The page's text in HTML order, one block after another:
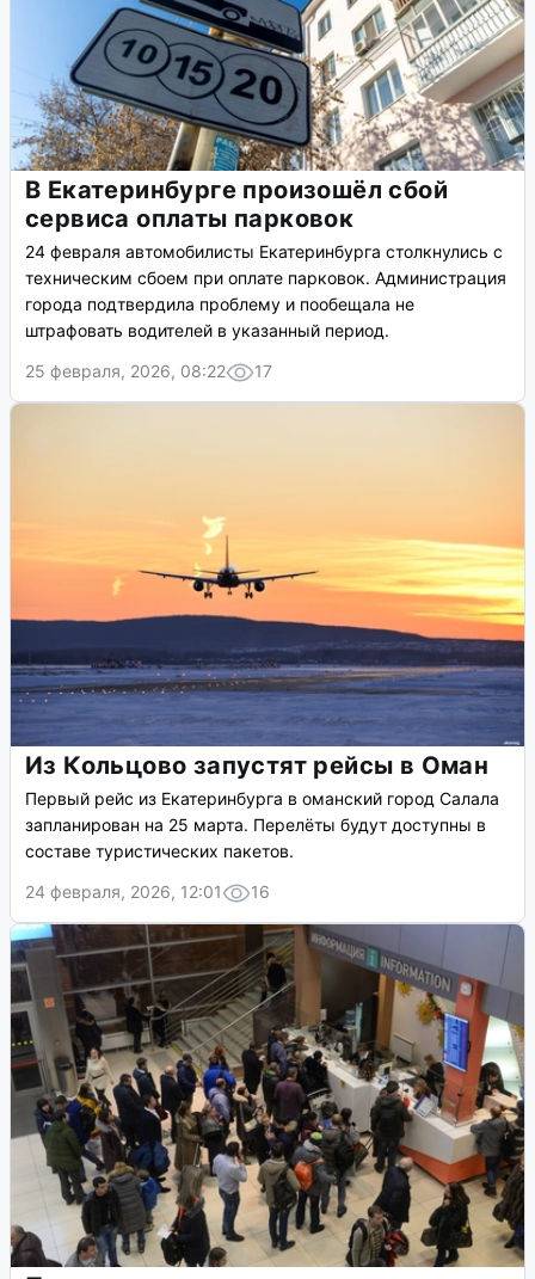
В Екатеринбурге произошёл сбой
сервиса оплаты парковок
24 февраля автомобилисты Екатеринбурга столкнулись с
техническим сбоем при оплате парковок. Администрация
города подтвердила проблему и пообещала не
штрафовать водителей в указанный период.
25 февраля, 2026, 08:22
17
Из Кольцово запустят рейсы в Оман
Первый рейс из Екатеринбурга в оманский город Салала
запланирован на 25 марта. Перелёты будут доступны в
составе туристических пакетов.
24 февраля, 2026, 12:01
16